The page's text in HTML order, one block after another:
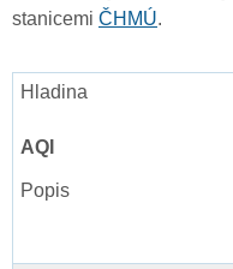
stanicemi ČHMÚ.